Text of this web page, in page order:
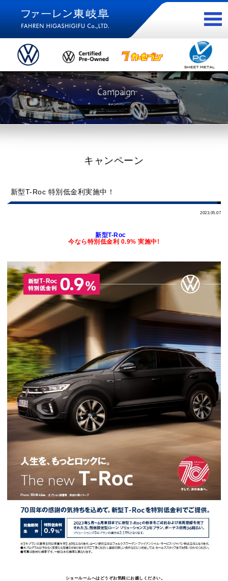
Campaign
キャンペーン
キャンペーン
新型T-Roc 特別低金利実施中！
2023.05.07
新型T-Roc
今なら特別低金利 0.9%実施中!
ショールームへはどうぞお気軽にお越しください。